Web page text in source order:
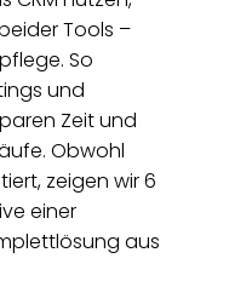
Tools –
So
und
Zeit und
Obwohl
zeigen wir 6
einer
aus